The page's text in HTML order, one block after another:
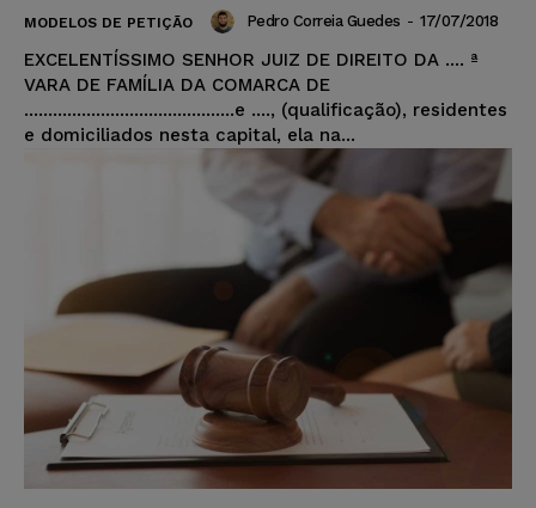
MODELOS DE PETIÇÃO Pedro Correia Guedes - 17/07/2018
EXCELENTÍSSIMO SENHOR JUIZ DE DIREITO DA .... ª
VARA DE FAMÍLIA DA COMARCA DE
............................................e ...., (qualificação), residentes
e domiciliados nesta capital, ela na...